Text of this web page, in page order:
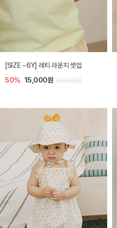
[SIZE ~6Y] 레티 라운지 셋업
50% 15,000원 30,000원